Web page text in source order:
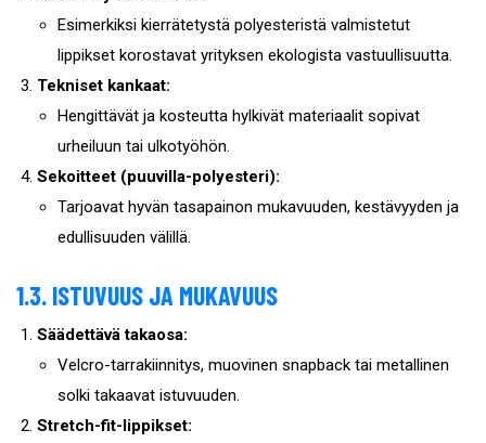
Esimerkiksi kierrätetystä polyesteristä valmistetut
lippikset korostavat yrityksen ekologista vastuullisuutta.
Tekniset kankaat:
Hengittävät ja kosteutta hylkivät materiaalit sopivat
urheiluun tai ulkotyöhön.
Sekoitteet (puuvilla-polyesteri):
Tarjoavat hyvän tasapainon mukavuuden, kestävyyden ja
edullisuuden välillä.
1.3. ISTUVUUS JA MUKAVUUS
Säädettävä takaosa:
Velcro-tarrakiinnitys, muovinen snapback tai metallinen
solki takaavat istuvuuden.
Stretch-fit-lippikset: